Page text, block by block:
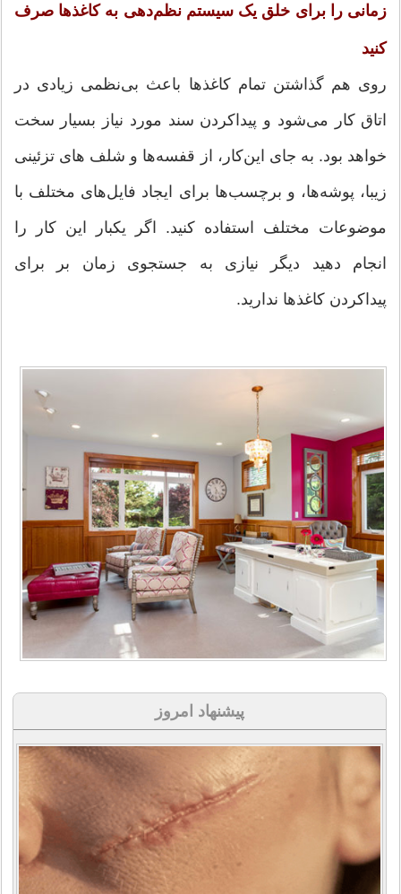
زمانی را برای خلق یک سیستم نظم‌دهی به کاغذها صرف
کنید
روی هم گذاشتن تمام کاغذها باعث بی‌نظمی زیادی در
اتاق کار می‌شود و پیداکردن سند مورد نیاز بسیار سخت
خواهد بود. به جای این‌کار، از قفسه‌ها و شلف های تزئینی
زیبا، پوشه‌ها، و برچسب‌ها برای ایجاد فایل‌های مختلف با
موضوعات مختلف استفاده کنید. اگر یکبار این کار را
انجام دهید دیگر نیازی به جستجوی زمان بر برای
پیداکردن کاغذها ندارید.
پیشنهاد امروز